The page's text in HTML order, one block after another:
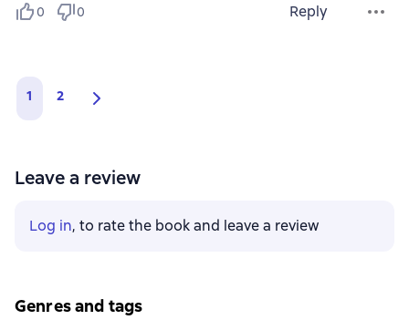
0 0 Reply
1 2
Leave a review
Log in, to rate the book and leave a review
Genres and tags